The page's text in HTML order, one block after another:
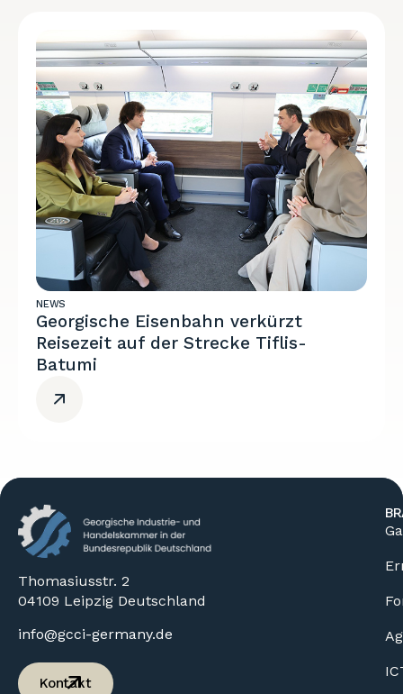
NEWS
Georgische Eisenbahn verkürzt
Reisezeit auf der Strecke Tiflis-
Batumi
Thomasiusstr. 2
04109 Leipzig Deutschland
info@gcci-germany.de
Kontakt